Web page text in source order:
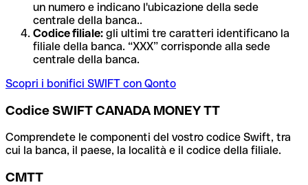
un numero e indicano l'ubicazione della sede
centrale della banca..
Codice filiale: gli ultimi tre caratteri identificano la
filiale della banca. “XXX” corrisponde alla sede
centrale della banca.
Scopri i bonifici SWIFT con Qonto
Codice SWIFT CANADA MONEY TT
Comprendete le componenti del vostro codice Swift, tra
cui la banca, il paese, la località e il codice della filiale.
CMTT